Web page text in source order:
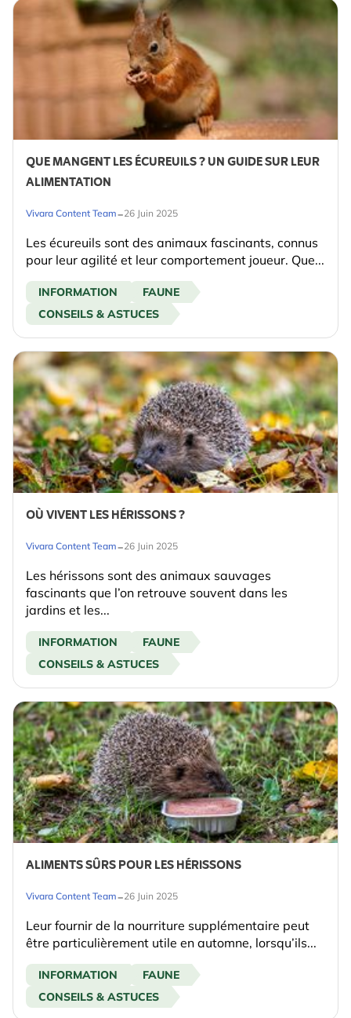
QUE MANGENT LES ÉCUREUILS ? UN GUIDE SUR LEUR
ALIMENTATION
Vivara Content Team-26 Juin 2025
Les écureuils sont des animaux fascinants, connus
pour leur agilité et leur comportement joueur. Que...
INFORMATION
FAUNE
CONSEILS & ASTUCES
OÙ VIVENT LES HÉRISSONS ?
Vivara Content Team-26 Juin 2025
Les hérissons sont des animaux sauvages
fascinants que l’on retrouve souvent dans les
jardins et les...
INFORMATION
FAUNE
CONSEILS & ASTUCES
ALIMENTS SÛRS POUR LES HÉRISSONS
Vivara Content Team-26 Juin 2025
Leur fournir de la nourriture supplémentaire peut
être particulièrement utile en automne, lorsqu’ils...
INFORMATION
FAUNE
CONSEILS & ASTUCES